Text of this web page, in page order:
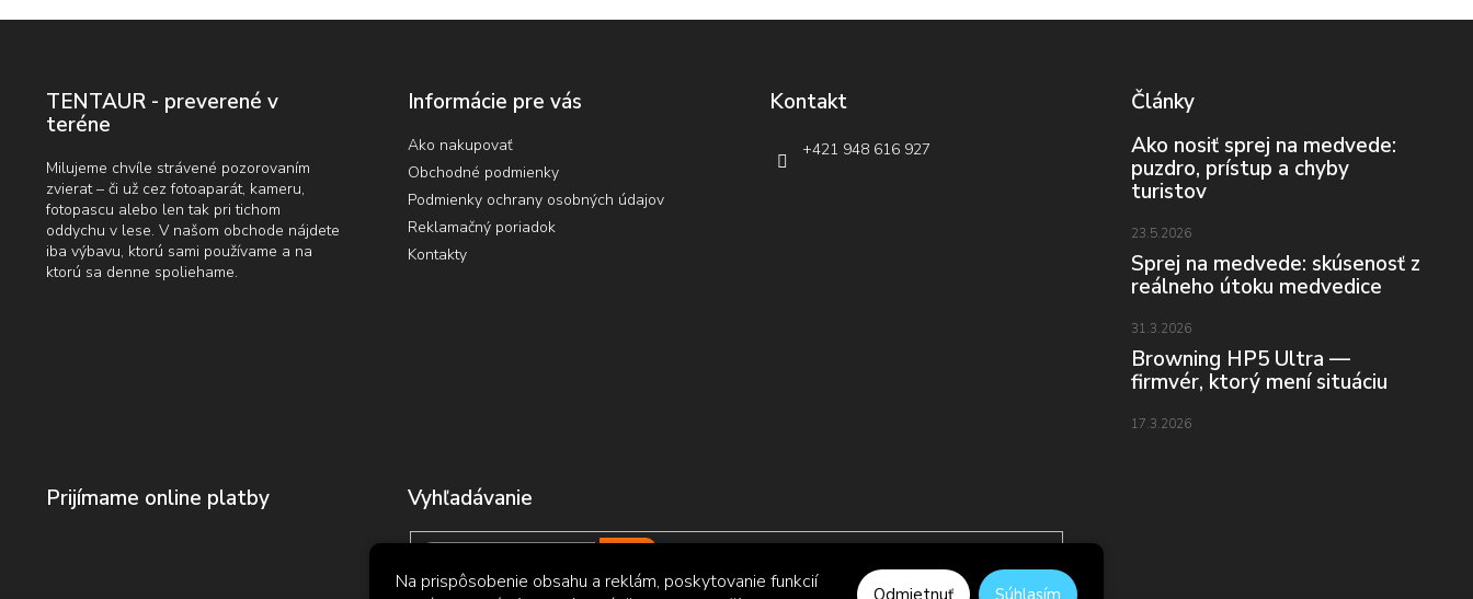
Na prispôsobenie obsahu a reklám, poskytovanie funkcií
Odmietnuť Súhlasím
Z
TENTAUR - preverené v
teréne
Milujeme chvíle strávené pozorovaním
zvierat – či už cez fotoaparát, kameru,
fotopascu alebo len tak pri tichom
oddychu v lese. V našom obchode nájdete
iba výbavu, ktorú sami používame a na
ktorú sa denne spoliehame.
Informácie pre vás
Ako nakupovať
Obchodné podmienky
Podmienky ochrany osobných údajov
Reklamačný poriadok
Kontakty
Kontakt
+421 948 616 927
Články
Ako nosiť sprej na medvede:
puzdro, prístup a chyby
turistov
23.5.2026
Sprej na medvede: skúsenosť z
reálneho útoku medvedice
31.3.2026
Browning HP5 Ultra —
firmvér, ktorý mení situáciu
17.3.2026
Prijímame online platby Vyhľadávanie
Hľadať